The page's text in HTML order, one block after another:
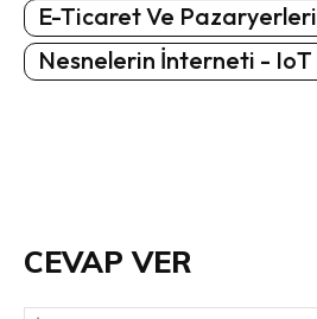
E-Ticaret Ve Pazaryerleri
Nesnelerin İnterneti - IoT
CEVAP VER